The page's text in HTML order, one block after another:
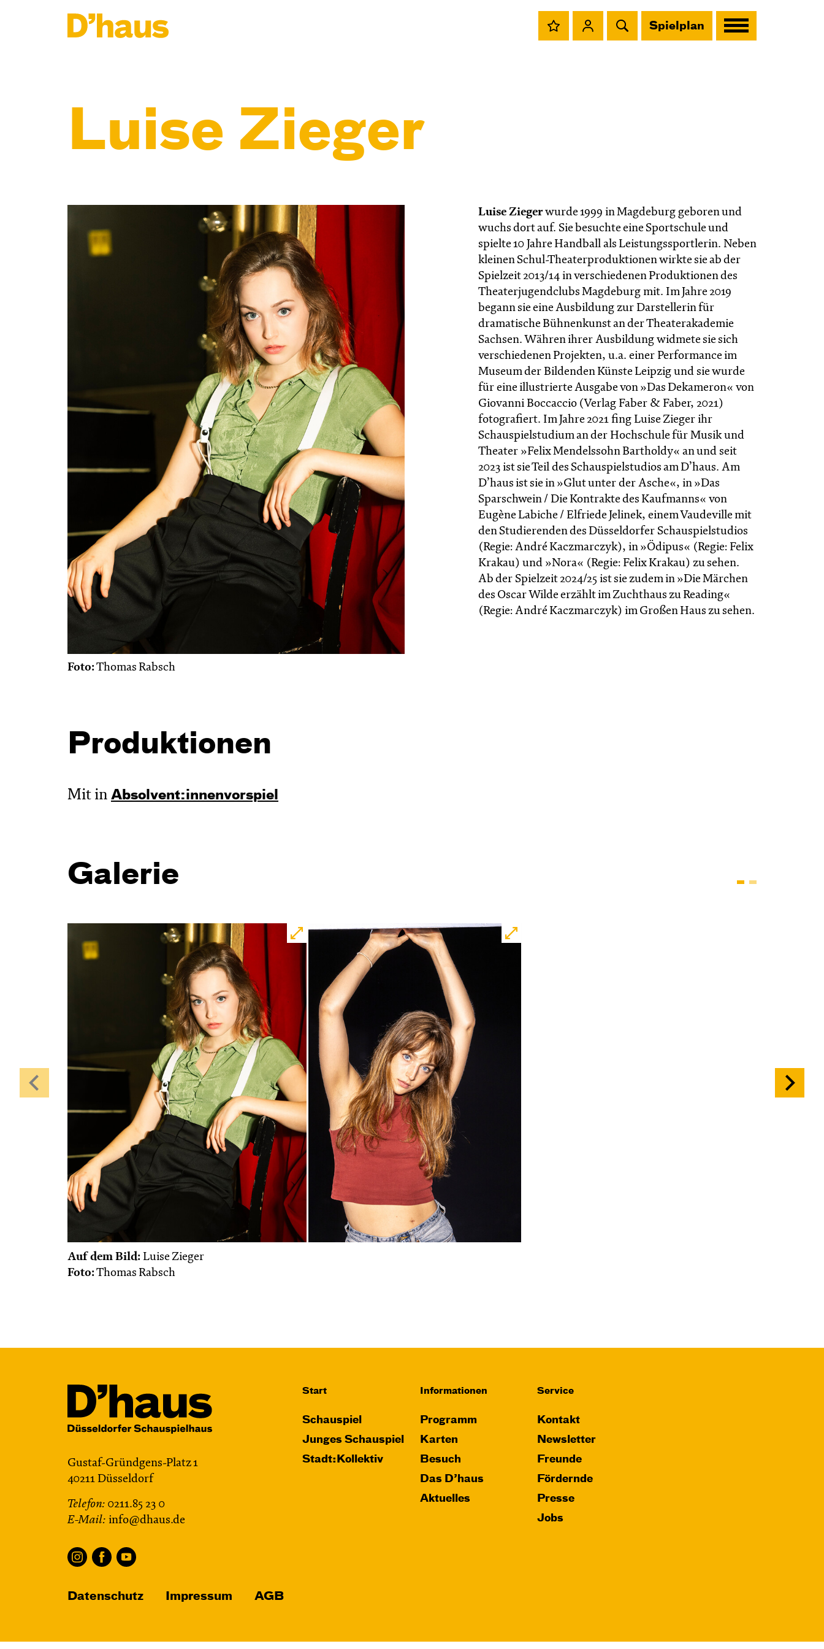
Spielplan
Luise Zieger
Foto:Thomas Rabsch
Luise Ziegerwurde 1999 in Magdeburg geboren und
wuchs dort auf. Sie besuchte eine Sportschule und
spielte 10 Jahre Handball als Leistungssportlerin. Neben
kleinen Schul-Theaterproduktionen wirkte sie ab der
Spielzeit 2013/14 in verschiedenen Produktionen des
Theaterjugendclubs Magdeburg mit. Im Jahre 2019
begann sie eine Ausbildung zur Darstellerin für
dramatische Bühnenkunst an der Theaterakademie
Sachsen. Währen ihrer Ausbildung widmete sie sich
verschiedenen Projekten, u.a. einer Performance im
Museum der Bildenden Künste Leipzig und sie wurde
für eine illustrierte Ausgabe von »Das Dekameron« von
Giovanni Boccaccio (Verlag Faber & Faber, 2021)
fotografiert. Im Jahre 2021 fing Luise Zieger ihr
Schauspielstudium an der Hochschule für Musik und
Theater »Felix Mendelssohn Bartholdy« an und seit
2023 ist sie Teil des Schauspielstudios am D’haus. Am
D’haus ist sie in »Glut unter der Asche«, in »Das
Sparschwein / Die Kontrakte des Kaufmanns« von
Eugène Labiche / Elfriede Jelinek, einem Vaudeville mit
den Studierenden des Düsseldorfer Schauspielstudios
(Regie: André Kaczmarczyk), in »Ödipus« (Regie: Felix
Krakau) und »Nora« (Regie: Felix Krakau) zu sehen.
Ab der Spielzeit 2024/25 ist sie zudem in »Die Märchen
des Oscar Wilde erzählt im Zucht­haus zu Reading«
(Regie: André Kacz­marc­zyk) im Großen Haus zu sehen.
Produktionen
Mit in Absol­vent:innen­vor­spiel
Galerie
Auf dem Bild: Luise Zieger
Foto:Thomas Rabsch
Gustaf-Gründgens-Platz 1
40211 Düsseldorf
Telefon: 0211.85 23 0
E-Mail: info@dhaus.de
Start
Schauspiel
Junges Schauspiel
Stadt:Kollektiv
Informationen
Programm
Karten
Besuch
Das D’haus
Aktuelles
Service
Kontakt
Newsletter
Freunde
Fördernde
Presse
Jobs
Datenschutz Impressum AGB